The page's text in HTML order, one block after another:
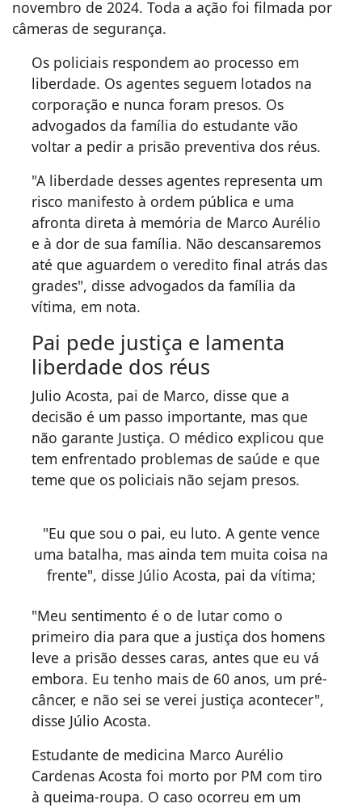
novembro de 2024. Toda a ação foi filmada por
câmeras de segurança.
Os policiais respondem ao processo em
liberdade. Os agentes seguem lotados na
corporação e nunca foram presos. Os
advogados da família do estudante vão
voltar a pedir a prisão preventiva dos réus.
"A liberdade desses agentes representa um
risco manifesto à ordem pública e uma
afronta direta à memória de Marco Aurélio
e à dor de sua família. Não descansaremos
até que aguardem o veredito final atrás das
grades", disse advogados da família da
vítima, em nota.
Pai pede justiça e lamenta
liberdade dos réus
Julio Acosta, pai de Marco, disse que a
decisão é um passo importante, mas que
não garante Justiça. O médico explicou que
tem enfrentado problemas de saúde e que
teme que os policiais não sejam presos.
"Eu que sou o pai, eu luto. A gente vence
uma batalha, mas ainda tem muita coisa na
frente", disse Júlio Acosta, pai da vítima;
"Meu sentimento é o de lutar como o
primeiro dia para que a justiça dos homens
leve a prisão desses caras, antes que eu vá
embora. Eu tenho mais de 60 anos, um pré-
câncer, e não sei se verei justiça acontecer",
disse Júlio Acosta.
Estudante de medicina Marco Aurélio
Cardenas Acosta foi morto por PM com tiro
à queima-roupa. O caso ocorreu em um